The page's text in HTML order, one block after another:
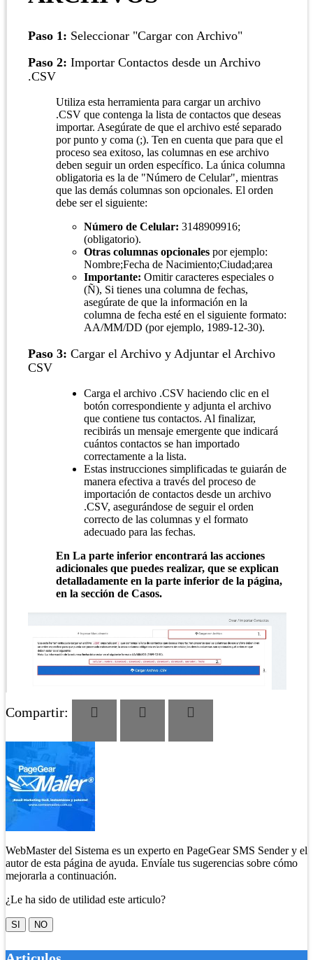
Paso 1: Seleccionar "Cargar con Archivo"
Paso 2: Importar Contactos desde un Archivo
.CSV
Utiliza esta herramienta para cargar un archivo
.CSV que contenga la lista de contactos que deseas
importar. Asegúrate de que el archivo esté separado
por punto y coma (;). Ten en cuenta que para que el
proceso sea exitoso, las columnas en ese archivo
deben seguir un orden específico. La única columna
obligatoria es la de "Número de Celular", mientras
que las demás columnas son opcionales. El orden
debe ser el siguiente:
Número de Celular: 3148909916;
(obligatorio).
Otras columnas opcionales por ejemplo:
Nombre;Fecha de Nacimiento;Ciudad;area
Importante: Omitir caracteres especiales o
(Ñ), Si tienes una columna de fechas,
asegúrate de que la información en la
columna de fecha esté en el siguiente formato:
AA/MM/DD (por ejemplo, 1989-12-30).
Paso 3: Cargar el Archivo y Adjuntar el Archivo
CSV
Carga el archivo .CSV haciendo clic en el
botón correspondiente y adjunta el archivo
que contiene tus contactos. Al finalizar,
recibirás un mensaje emergente que indicará
cuántos contactos se han importado
correctamente a la lista.
Estas instrucciones simplificadas te guiarán de
manera efectiva a través del proceso de
importación de contactos desde un archivo
.CSV, asegurándose de seguir el orden
correcto de las columnas y el formato
adecuado para las fechas.
En La parte inferior encontrará las acciones
adicionales que puedes realizar, que se explican
detalladamente en la parte inferior de la página,
en la sección de Casos.
Compartir:
WebMaster del Sistema es un experto en PageGear SMS Sender y el
autor de esta página de ayuda. Envíale tus sugerencias sobre cómo
mejorarla a continuación.
¿Le ha sido de utilidad este articulo?
SI NO